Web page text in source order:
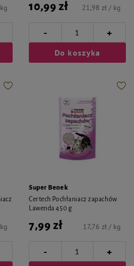
10,99 zł 21,98 zł / kg
- +
Do koszyka
Super Benek
Certech Pochłaniacz zapachów
Lawenda 450 g
7,99 zł 17,76 zł / kg
- +